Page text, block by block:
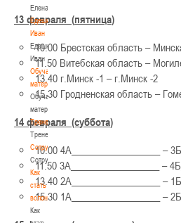
Елена
Едешко
Иван
Едешко
Иван
Обучающие
материалы
Обучающие
материалы
Тренерам
Тренерам
Сотрудничество
Сотрудничество
Как
стать
волонтером
Как
13 февраля (пятница)
10.00 Брестская область –
11.50 Витебская область –
13.40 г.Минск -1 – г.Минск -2
15.30 Гродненская область –
14 февраля (суббота)
10.00 4А__________________ –
11.50 3А__________________ –
13.40 2А__________________ –
15.30 1А__________________ –